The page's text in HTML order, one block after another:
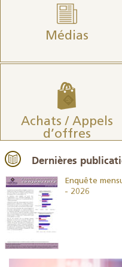
Médias
Achats / Appels
d’offres
Dernières
Enquête
- 2026